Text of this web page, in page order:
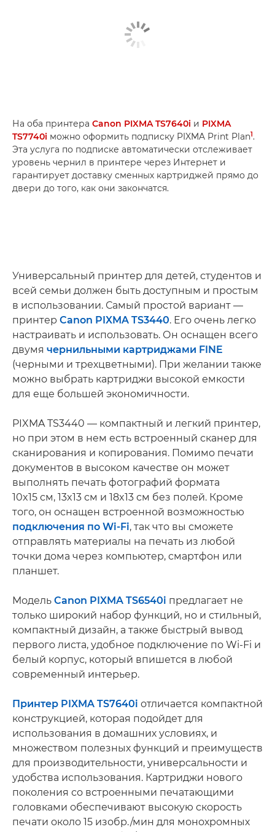
На оба принтера Canon PIXMA TS7640i и PIXMA
TS7740i можно оформить подписку PIXMA Print Plan1.
Эта услуга по подписке автоматически отслеживает
уровень чернил в принтере через Интернет и
гарантирует доставку сменных картриджей прямо до
двери до того, как они закончатся.
Универсальный принтер для детей, студентов и
всей семьи должен быть доступным и простым
в использовании. Самый простой вариант —
принтер Canon PIXMA TS3440. Его очень легко
настраивать и использовать. Он оснащен всего
двумя чернильными картриджами FINE
(черными и трехцветными). При желании также
можно выбрать картриджи высокой емкости
для еще большей экономичности.
PIXMA TS3440 — компактный и легкий принтер,
но при этом в нем есть встроенный сканер для
сканирования и копирования. Помимо печати
документов в высоком качестве он может
выполнять печать фотографий формата
10x15 см, 13x13 см и 18x13 см без полей. Кроме
того, он оснащен встроенной возможностью
подключения по Wi-Fi, так что вы сможете
отправлять материалы на печать из любой
точки дома через компьютер, смартфон или
планшет.
Модель Canon PIXMA TS6540i предлагает не
только широкий набор функций, но и стильный,
компактный дизайн, а также быстрый вывод
первого листа, удобное подключение по Wi-Fi и
белый корпус, который впишется в любой
современный интерьер.
Принтер PIXMA TS7640i отличается компактной
конструкцией, которая подойдет для
использования в домашних условиях, и
множеством полезных функций и преимуществ
для производительности, универсальности и
удобства использования. Картриджи нового
поколения со встроенными печатающими
головками обеспечивают высокую скорость
печати около 15 изобр./мин для монохромных